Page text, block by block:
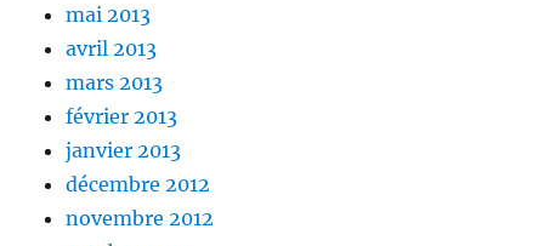
mai 2013
avril 2013
mars 2013
février 2013
janvier 2013
décembre 2012
novembre 2012